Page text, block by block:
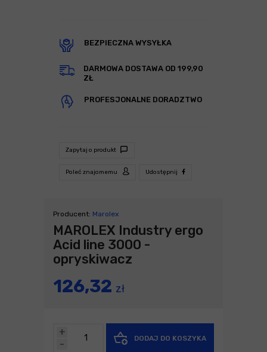
BEZPIECZNA WYSYŁKA
DARMOWA DOSTAWA OD 199,90
ZŁ
PROFESJONALNE DORADZTWO
Zapytaj o produkt
Poleć znajomemu Udostępnij
Producent: Marolex
MAROLEX Industry ergo
Acid line 3000 -
opryskiwacz
126,32 zł
-
+
DODAJ DO KOSZYKA